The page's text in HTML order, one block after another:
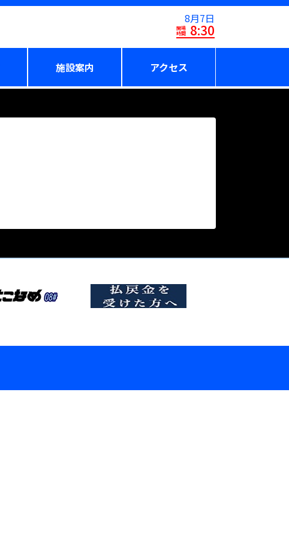
8月7日
開場
時間
8:30
施設案内 アクセス